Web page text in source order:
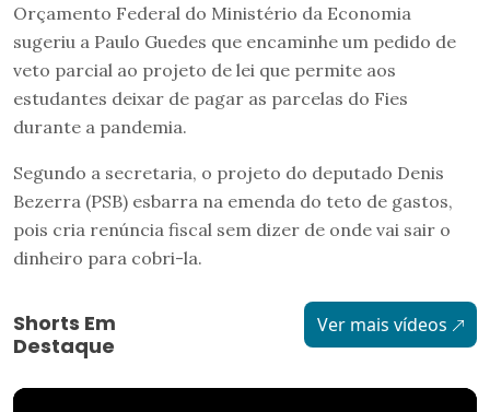
Orçamento Federal do Ministério da Economia
sugeriu a Paulo Guedes que encaminhe um pedido de
veto parcial ao projeto de lei que permite aos
estudantes deixar de pagar as parcelas do Fies
durante a pandemia.
Segundo a secretaria, o projeto do deputado Denis
Bezerra (PSB) esbarra na emenda do teto de gastos,
pois cria renúncia fiscal sem dizer de onde vai sair o
dinheiro para cobri-la.
Shorts Em
Destaque
Ver mais vídeos